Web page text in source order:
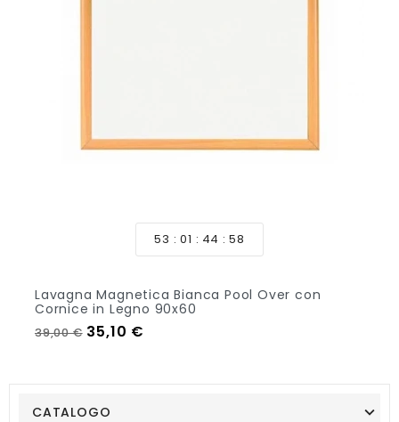
CATALOGO
53 01 44 57
Lavagna Magnetica Bianca Pool Over con
Cornice in Legno 90x60
Prezzo regolare
39,00 € Prezzo
35,10 €